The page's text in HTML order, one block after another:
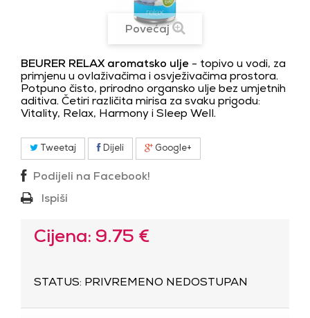
Povećaj
BEURER RELAX aromatsko ulje - topivo u vodi, za
primjenu u ovlaživačima i osvježivačima prostora.
Potpuno čisto, prirodno organsko ulje bez umjetnih
aditiva. Četiri različita mirisa za svaku prigodu:
Vitality, Relax, Harmony i Sleep Well.
Tweetaj Dijeli Google+
Podijeli na Facebook!
Ispiši
Cijena: 9.75 €
STATUS: PRIVREMENO NEDOSTUPAN